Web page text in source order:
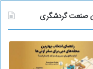
صنعت گردشگری